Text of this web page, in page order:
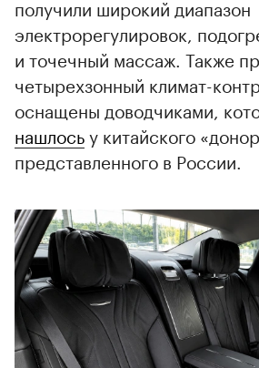
получили широкий диапазон
электрорегулировок,
и точечный массаж. Также
четырехзонный климат-
оснащены доводчиками,
нашлосьу китайского
представленного в России.